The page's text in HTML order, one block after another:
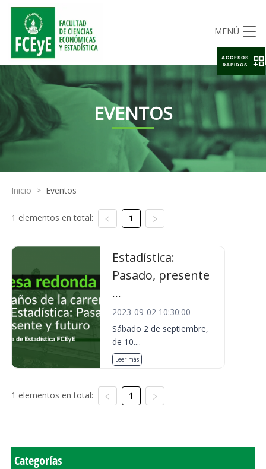
MENÚ
EVENTOS
Inicio > Eventos
1 elementos en total: 1
Estadística:
Pasado, presente
...
2023-09-02 10:30:00
Sábado 2 de septiembre,
de 10....
Leer más
1 elementos en total: 1
Categorías
ACCESOS
RAPIDOS